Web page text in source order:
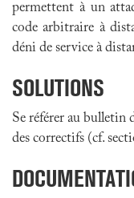
permettent à un
code arbitraire à
déni de service à
SOLUTIONS
Se référer au
des correctifs (cf.